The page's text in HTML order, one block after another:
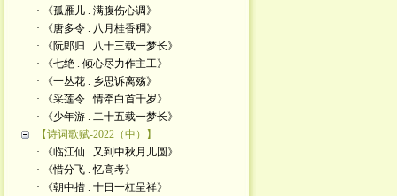
· 《孤雁儿 . 满腹伤心调》
· 《唐多令 . 八月桂香稠》
· 《阮郎归 . 八十三载一梦长》
· 《七绝 . 倾心尽力作主工》
· 《一丛花 . 乡思诉离殇》
· 《采莲令 . 情牵白首千岁》
· 《少年游 . 二十五载一梦长》
【诗词歌赋-2022（中）】
· 《临江仙 . 又到中秋月儿圆》
· 《惜分飞 . 忆高考》
· 《朝中措 . 十日一杠呈祥》